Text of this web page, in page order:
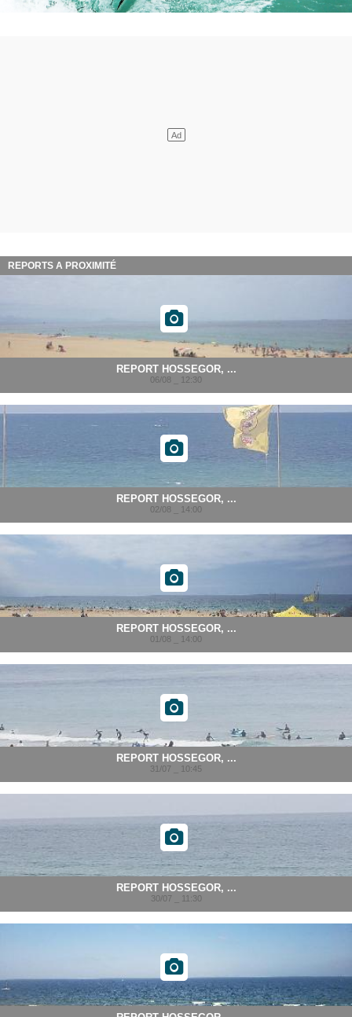
REPORTS A PROXIMITÉ
REPORT HOSSEGOR, ...
06/08 _ 12:30
REPORT HOSSEGOR, ...
02/08 _ 14:00
REPORT HOSSEGOR, ...
01/08 _ 14:00
REPORT HOSSEGOR, ...
31/07 _ 10:45
REPORT HOSSEGOR, ...
30/07 _ 11:30